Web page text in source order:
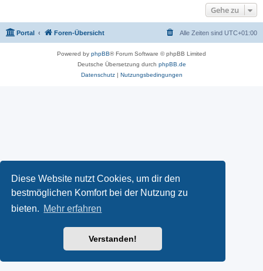
Diese Website nutzt Cookies, um dir den
bestmöglichen Komfort bei der Nutzung zu
bieten. Mehr erfahren
Verstanden!
Gehe zu
Portal Foren-Übersicht Alle Zeiten sind UTC+01:00
Powered by phpBB® Forum Software © phpBB Limited
Deutsche Übersetzung durch phpBB.de
Datenschutz| Nutzungsbedingungen